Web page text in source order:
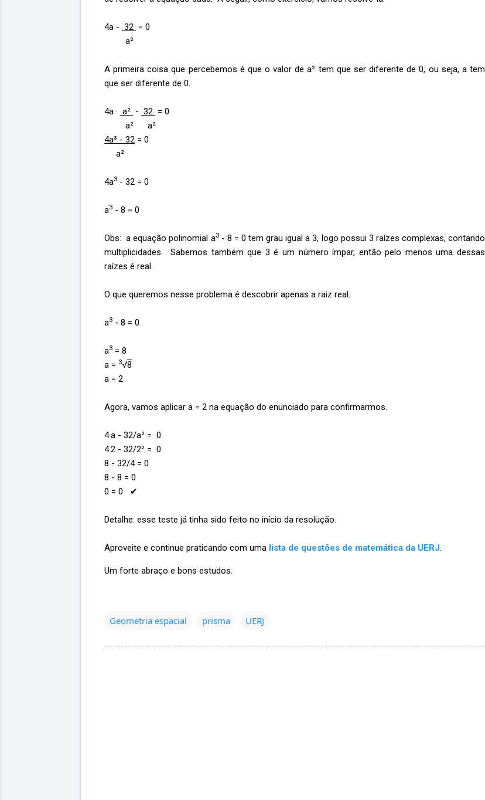
4a - 32 = 0
a²
A primeira coisa que percebemos é que o valor de a² tem que ser diferente de 0, ou seja, a tem
que ser diferente de 0.
4a · a² - 32 = 0
a² a²
4a³ - 32 = 0
a²
4a3 - 32 = 0
a3 - 8 = 0
Obs: a equação polinomial a3- 8 = 0 tem grau igual a 3, logo possui 3 raízes complexas, contando
multiplicidades. Sabemos também que 3 é um número ímpar, então pelo menos uma dessas
raízes é real.
O que queremos nesse problema é descobrir apenas a raiz real.
a3 - 8 = 0
a3 = 8
a = 3√8
a = 2
Agora, vamos aplicar a = 2 na equação do enunciado para confirmarmos.
4·a - 32/a² = 0
4·2 - 32/2² = 0
8 - 32/4 = 0
8 - 8 = 0
0 = 0 ✔
Detalhe: esse teste já tinha sido feito no início da resolução.
Aproveite e continue praticando com uma lista de questões de matemática da UERJ
Um forte abraço e bons estudos.
Geometria espacial prisma UERJ